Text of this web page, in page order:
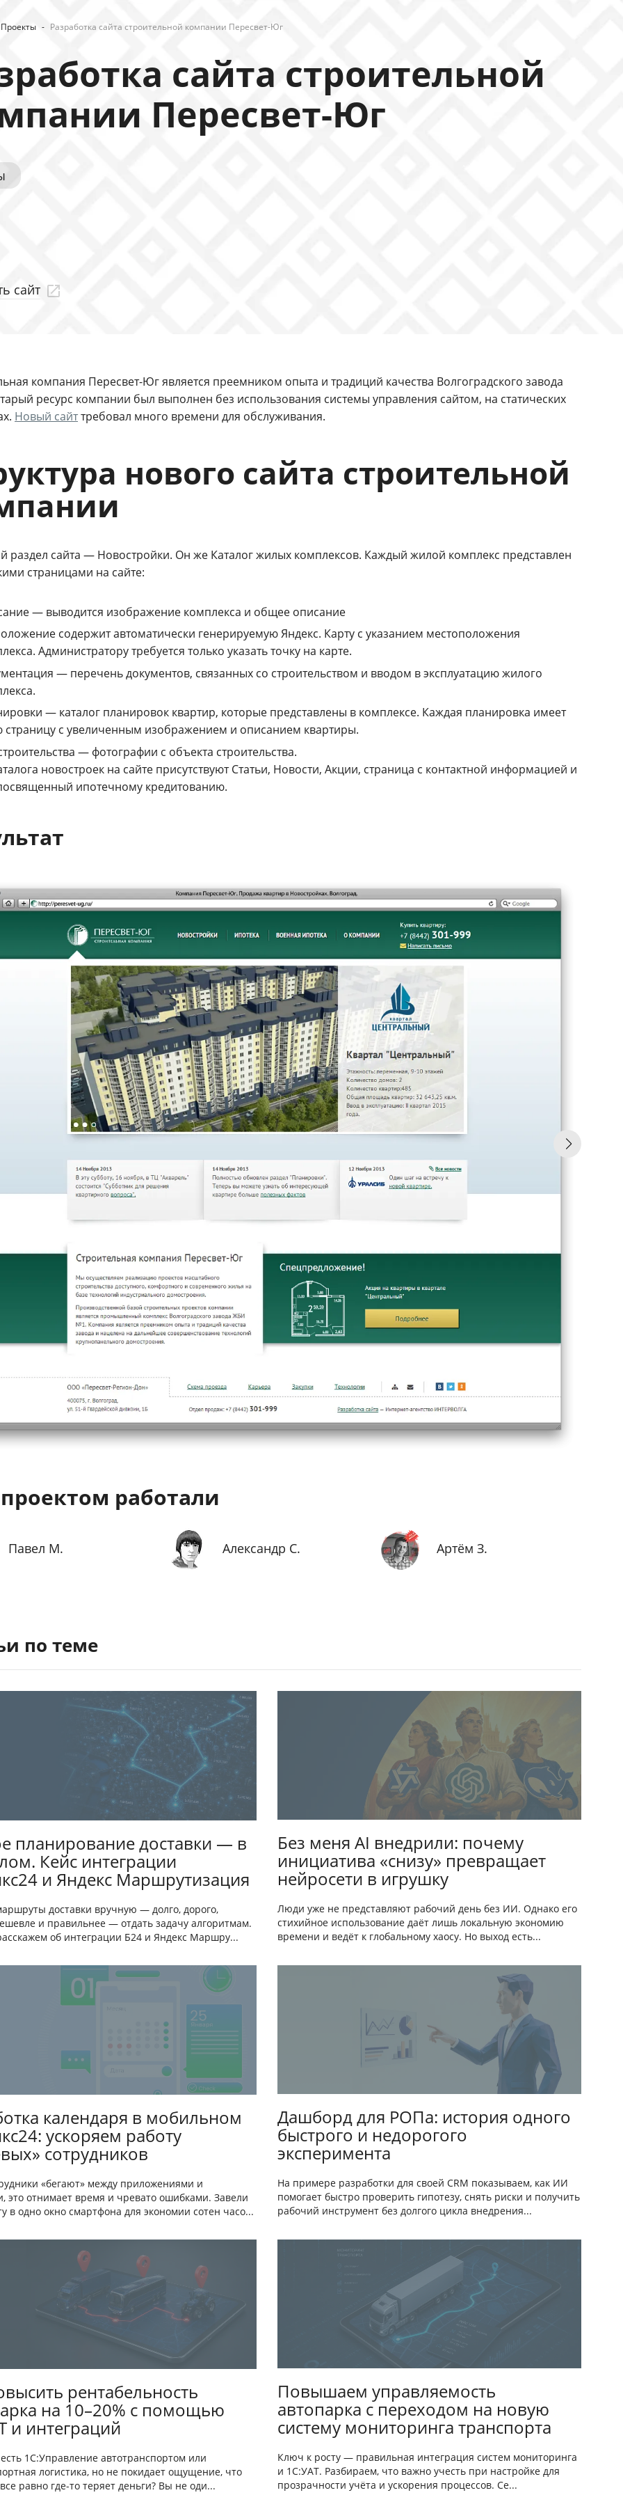
Проекты - Разработка сайта строительной компании Пересвет-Юг
сайта строительной
Пересвет-Юг
сайт
компания Пересвет-Юг является преемником опыта и традиций качества Волгоградского завода
ресурс компании был выполнен без использования системы управления сайтом, на статических
Новый сайттребовал много времени для обслуживания.
нового сайта строительной
раздел сайта — Новостройки. Он же Каталог жилых комплексов. Каждый жилой комплекс представлен
страницами на сайте:
— выводится изображение комплекса и общее описание
содержит автоматически генерируемую Яндекс. Карту с указанием местоположения
Администратору требуется только указать точку на карте.
— перечень документов, связанных со строительством и вводом в эксплуатацию жилого
— каталог планировок квартир, которые представлены в комплексе. Каждая планировка имеет
страницу с увеличенным изображением и описанием квартиры.
— фотографии с объекта строительства.
новостроек на сайте присутствуют Статьи, Новости, Акции, страница с контактной информацией и
ипотечному кредитованию.
работали
Павел М. Александр С. Артём З.
по теме
планирование доставки — в
Кейс интеграции
и Яндекс Маршрутизация
доставки вручную — долго, дорого,
и правильнее — отдать задачу алгоритмам.
об интеграции Б24 и Яндекс Маршру...
Без меня AI внедрили: почему
инициатива «снизу» превращает
нейросети в игрушку
Люди уже не представляют рабочий день без ИИ. Однако его
стихийное использование даёт лишь локальную экономию
времени и ведёт к глобальному хаосу. Но выход есть...
календаря в мобильном
ускоряем работу
сотрудников
«бегают» между приложениями и
это отнимает время и чревато ошибками. Завели
в одно окно смартфона для экономии сотен часо...
Дашборд для РОПа: история одного
быстрого и недорогого
эксперимента
На примере разработки для своей CRM показываем, как ИИ
помогает быстро проверить гипотезу, снять риски и получить
рабочий инструмент без долгого цикла внедрения...
рентабельность
на 10–20% с помощью
и интеграций
1С:Управление автотранспортом или
логистика, но не покидает ощущение, что
равно где-то теряет деньги? Вы не оди...
Повышаем управляемость
автопарка с переходом на новую
систему мониторинга транспорта
Ключ к росту — правильная интеграция систем мониторинга
и 1С:УАТ. Разбираем, что важно учесть при настройке для
прозрачности учёта и ускорения процессов. Се...